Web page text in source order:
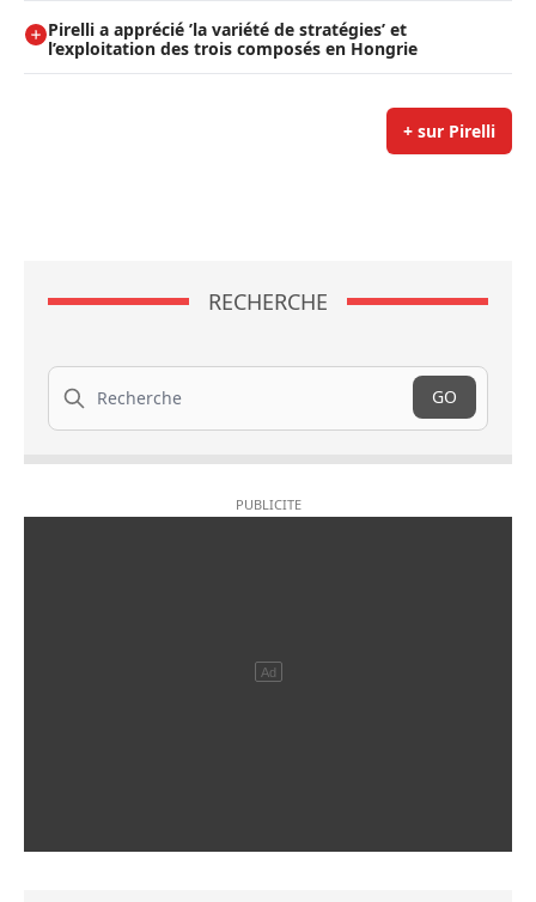
Pirelli a apprécié ’la variété de stratégies’ et
l’exploitation des trois composés en Hongrie
+ sur Pirelli
RECHERCHE
Recherche
GO